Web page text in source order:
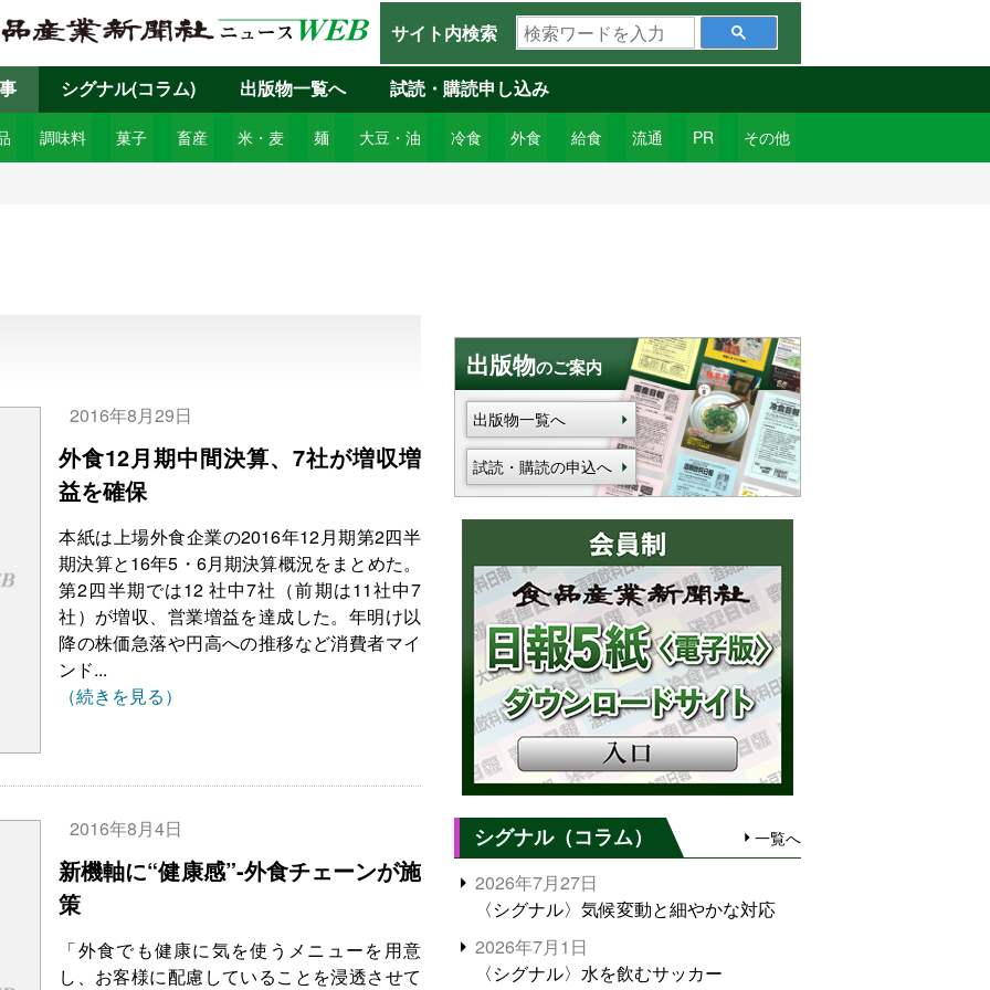
サイト内検索
検
索
ワ
ー
ド
を
調味料 菓子 畜産 米・麦 麺 大豆・油 冷食 外食 給食 流通 PR その他
シグナル(コラム) 出版物一覧へ 試読・購読申し込み
2016年8月29日
外食12月期中間決算、7社が増収増
益を確保
本紙は上場外食企業の2016年12月期第2四半
期決算と16年5・6月期決算概況をまとめた。
第2四半期では12 社中7社（前期は11社中7
社）が増収、営業増益を達成した。年明け以
降の株価急落や円高への推移など消費者マイ
ンド...
（続きを見る）
2016年8月4日
新機軸に“健康感”-外食チェーンが施
策
「外食でも健康に気を使うメニューを用意
し、お客様に配慮していることを浸透させて
出版物のご案内
出版物一覧へ
試読・購読の申込へ
シグナル（コラム） 一覧へ
2026年7月27日
〈シグナル〉気候変動と細やかな対応
2026年7月1日
〈シグナル〉水を飲むサッカー